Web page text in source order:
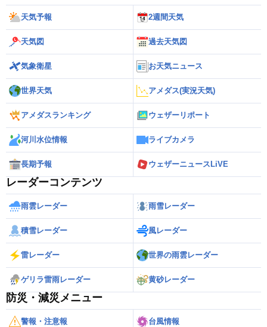
天気予報 2週間天気
天気図 過去天気図
気象衛星 お天気ニュース
世界天気 アメダス(実況天気)
アメダスランキング ウェザーリポート
河川水位情報 ライブカメラ
長期予報 ウェザーニュースLiVE
レーダーコンテンツ
雨雲レーダー 雨雪レーダー
積雪レーダー 風レーダー
雷レーダー 世界の雨雲レーダー
ゲリラ雷雨レーダー 黄砂レーダー
防災・減災メニュー
警報・注意報 台風情報